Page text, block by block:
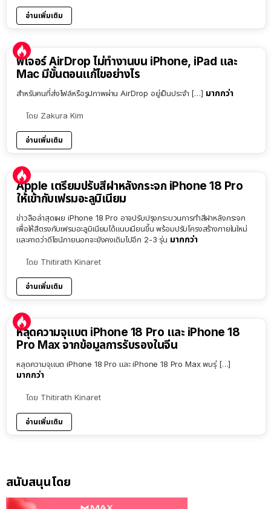
อ่านเพิ่มเติม
ฟีเจอร์ AirDrop ไม่ทำงานบน iPhone, iPad และ
Mac มีขั้นตอนแก้ไขอย่างไร
สำหรับคนที่ส่งไฟล์หรือรูปภาพผ่าน AirDrop อยู่เป็นประจำ […] มากกว่า
โดย Zakura Kim
อ่านเพิ่มเติม
Apple เตรียมปรับสีฝาหลังกระจก iPhone 18 Pro
ให้เข้ากับเฟรมอะลูมิเนียม
ข่าวลือล่าสุดเผย iPhone 18 Pro อาจปรับปรุงกระบวนการทำสีฝาหลังกระจก
เพื่อให้สีตรงกับเฟรมอะลูมิเนียมได้แนบเนียนขึ้น พร้อมปรับโครงสร้างภายในใหม่
และคาดว่าดีไซน์ภายนอกจะยังคงเดิมไปอีก 2-3 รุ่น มากกว่า
โดย Thitirath Kinaret
อ่านเพิ่มเติม
หลุดความจุแบต iPhone 18 Pro และ iPhone 18
Pro Max จากข้อมูลการรับรองในจีน
หลุดความจุแบต iPhone 18 Pro และ iPhone 18 Pro Max พบรุ่ […]
มากกว่า
โดย Thitirath Kinaret
อ่านเพิ่มเติม
สนับสนุนโดย